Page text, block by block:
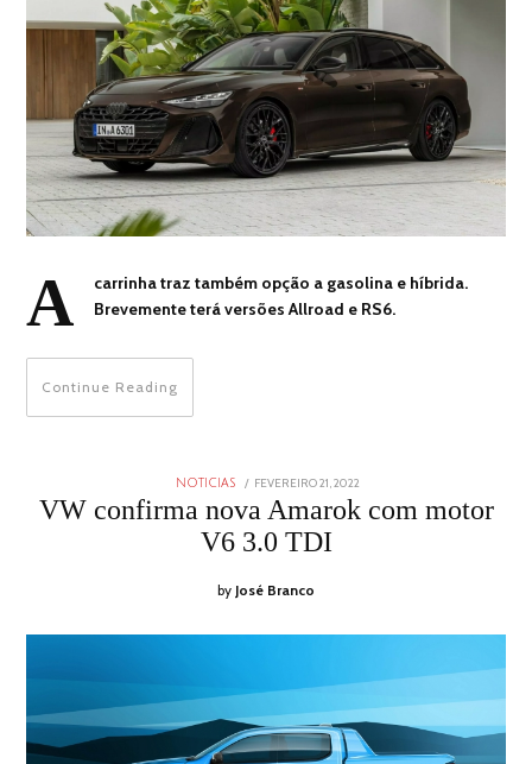
A
carrinha traz também opção a gasolina e híbrida.
Brevemente terá versões Allroad e RS6.
Continue Reading
NOTICIAS
POSTED
FEVEREIRO 21, 2022
2022
VW confirma nova Amarok com motor
V6 3.0 TDI
by José Branco